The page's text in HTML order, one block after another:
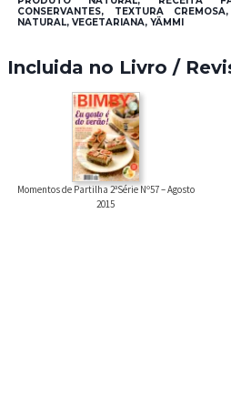
CONSERVANTES, TEXTURA
NATURAL, VEGETARIANA, YÄMMI
Incluida no Livro /
Momentos de Partilha 2ªSérie Nº57 – Agosto
2015